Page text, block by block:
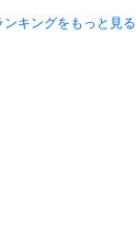
ンキングをもっと見る